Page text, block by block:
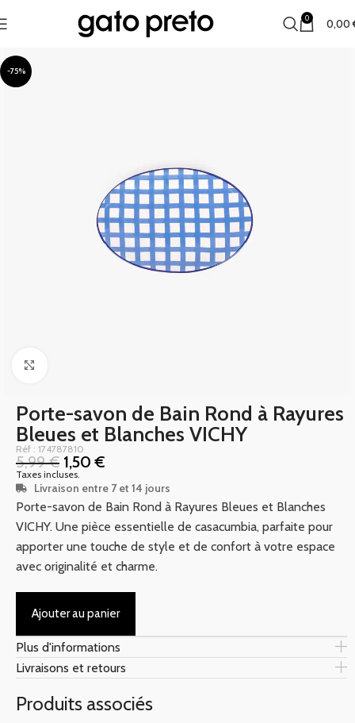
0 0,00
-75%
Porte-savon de Bain Rond à Rayures
Bleues et Blanches VICHY
Réf : 174787810
5,99€ 1,50€
Taxes incluses.
Livraison entre 7 et 14 jours
Porte-savon de Bain Rond à Rayures Bleues et Blanches
VICHY. Une pièce essentielle de casacumbia, parfaite pour
apporter une touche de style et de confort à votre espace
avec originalité et charme.
Ajouter au panier
Plus d'informations
Livraisons et retours
Produits associés